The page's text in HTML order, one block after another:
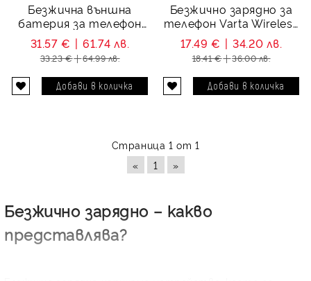
Безжична външна
батерия за телефон
Varta Wireless Power
Bank 10 000 mAh
31.57 € 61.74 лв.
33.23 € 64.99 лв.
Безжично зарядно за
телефон Varta Wireless
Charger II
17.49 € 34.20 лв.
18.41 € 36.00 лв.
Страница 1 от 1
«
1 »
Безжично зарядно – какво
представлява?